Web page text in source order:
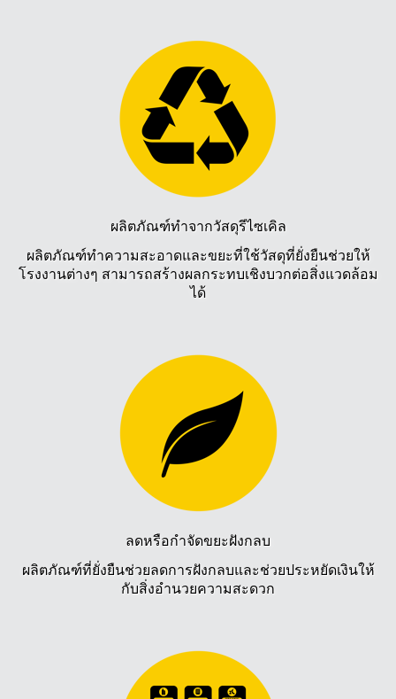
ผลิตภัณฑ์ทำจากวัสดุรีไซเคิล
ผลิตภัณฑ์ทำความสะอาดและขยะที่ใช้วัสดุที่ยั่งยืนช่วยให้
โรงงานต่างๆ สามารถสร้างผลกระทบเชิงบวกต่อสิ่งแวดล้อม
ได้
ลดหรือกำจัดขยะฝังกลบ
ผลิตภัณฑ์ที่ยั่งยืนช่วยลดการฝังกลบและช่วยประหยัดเงินให้
กับสิ่งอำนวยความสะดวก